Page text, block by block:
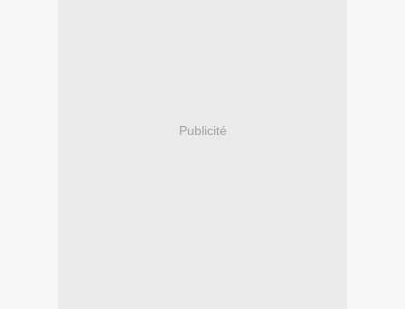
Publicité